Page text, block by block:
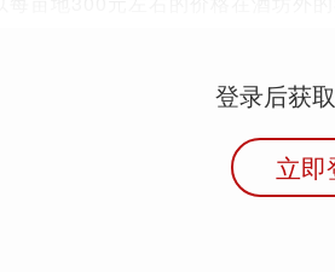
登录后获
立即